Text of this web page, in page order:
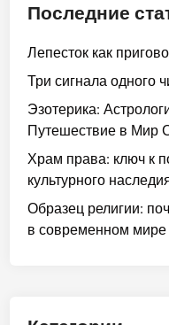
Последние
Лепесток как
Три сигнала одного
Эзотерика:
Путешествие в Мир
Храм права: ключ к
культурного
Образец религии:
в современном мире